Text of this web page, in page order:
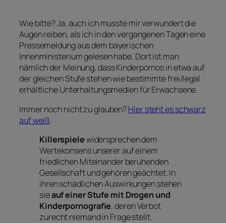
Wie bitte? Ja, auch ich musste mir verwundert die
Augen reiben, als ich in den vergangenen Tagen eine
Pressemeldung aus dem bayerischen
Innenministerium gelesen habe. Dort ist man
nämlich der Meinung, dass Kinderpornos in etwa auf
der gleichen Stufe stehen wie bestimmte frei/legal
erhältliche Unterhaltungsmedien für Erwachsene.
Immer noch nicht zu glauben?Hier steht es schwarz
auf weiß:
Killerspielewidersprechen dem
Wertekonsens unserer auf einem
friedlichen Miteinander beruhenden
Gesellschaft und gehören geächtet. In
ihren schädlichen Auswirkungen stehen
sieauf einer Stufe mit Drogen und
Kinderpornografie, deren Verbot
zurecht niemand in Frage stellt.